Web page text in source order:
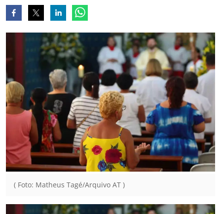
( Foto: Matheus Tagé/Arquivo AT )